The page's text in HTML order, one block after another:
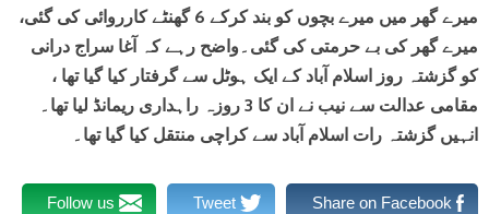
میرے گھر میں میرے بچوں کو بند کرکے 6 گھنٹے کارروائی کی گئی،
میرے گھر کی بے حرمتی کی گئی۔واضح رہے کہ آغا سراج درانی
کو گزشتہ روز اسلام آباد کے ایک ہوٹل سے گرفتار کیا گیا تھا ،
مقامی عدالت سے نیب نے ان کا 3 روزہ راہداری ریمانڈ لیا تھا۔
انہیں گزشتہ رات اسلام آباد سے کراچی منتقل کیا گیا تھا۔
Share on Facebook
Tweet
Follow us